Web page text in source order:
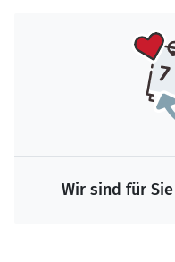
Wir sind für